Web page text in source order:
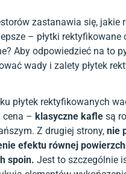
zastanawia się, jakie
– płytki rektyfikowane
Aby odpowiedzieć na to
wady i zalety płytek
płytek rektyfikowanych
cena – klasyczne kafle są
Z drugiej strony, nie
efektu równej
spoin. Jest to szczególnie